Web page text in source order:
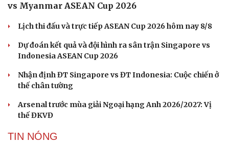
vs Myanmar ASEAN Cup 2026
Lịch thi đấu và trực tiếp ASEAN Cup 2026 hôm nay 8/8
Dự đoán kết quả và đội hình ra sân trận Singapore vs
Indonesia ASEAN Cup 2026
Nhận định ĐT Singapore vs ĐT Indonesia: Cuộc chiến ở
thế chân tường
Arsenal trước mùa giải Ngoại hạng Anh 2026/2027: Vị
thế ĐKVĐ
TIN NÓNG